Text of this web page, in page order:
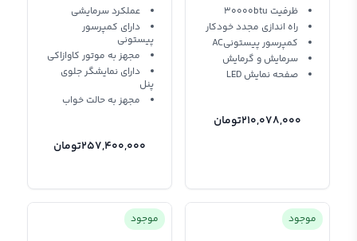
ASG30RBAJظرفیت 30000btu
راه اندازی مجدد خودکار
کمپرسور پیستونیAC
سرمایش و گرمایش
صفحه نمایش LED
210,078,000تومان
AOG24RZEL
عملکرد سرمایشی
دارای کمپرسور
پیستونی
مجهز به موتور کاوازاکی
دارای نمایشگر جلوی
پنل
مجهز به حالت خواب
257,400,000تومان
موجود موجود